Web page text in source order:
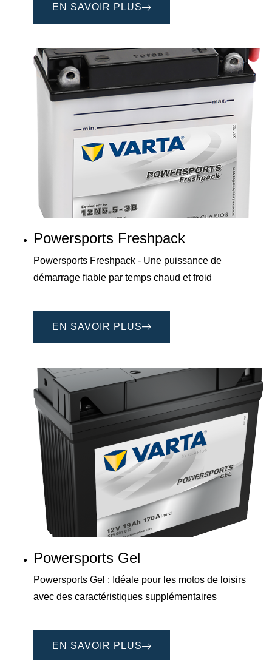
EN SAVOIR PLUS
Powersports Freshpack
Powersports Freshpack - Une puissance de
démarrage fiable par temps chaud et froid
EN SAVOIR PLUS
Powersports Gel
Powersports Gel : Idéale pour les motos de loisirs
avec des caractéristiques supplémentaires
EN SAVOIR PLUS